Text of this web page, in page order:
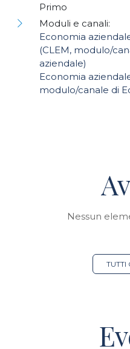
Primo
Moduli e canali:
Economia
(CLEM, modulo/
aziendale)
Economia
modulo/canale di
Nessun
TUTTI